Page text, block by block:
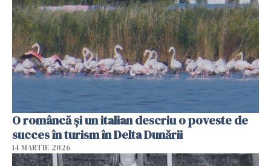
O româncă și un italian descriu o poveste de
succes în turism în Delta Dunării
14 MARTIE 2026